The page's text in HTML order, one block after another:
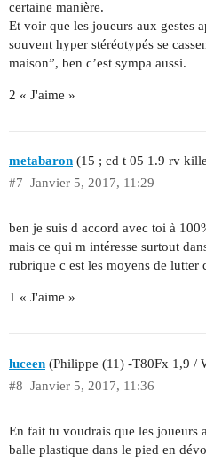
certaine manière.
Et voir que les joueurs aux gestes
souvent hyper stéréotypés se
maison”, ben c’est sympa aussi.
2 « J'aime »
metabaron (15 ; cd t 05 1.9 rv
Janvier 5, 2017, 11:29
#7
ben je suis d accord avec toi à
mais ce qui m intéresse surtout
rubrique c est les moyens de
1 « J'aime »
luceen (Philippe (11) -T80Fx 1,9 /
Janvier 5, 2017, 11:36
#8
En fait tu voudrais que les joueurs
balle plastique dans le pied en